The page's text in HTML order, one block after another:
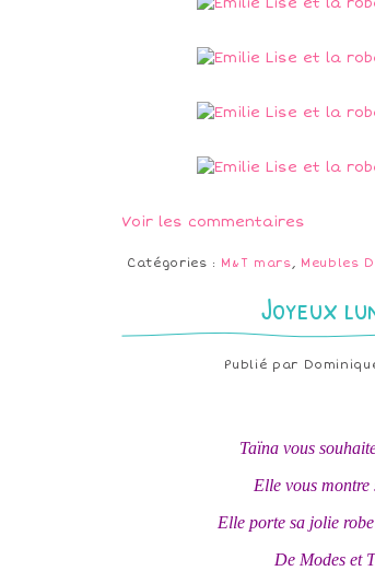
Voir les commentaires
Catégories : M&T mars, Meubles
Joyeux
Publié par
Taïna vous
Elle vous montre
Elle porte sa jolie
De Modes et